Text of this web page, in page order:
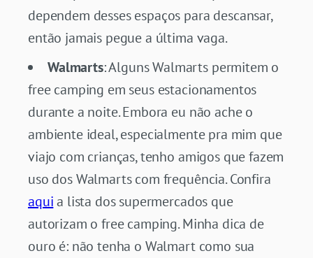
dependem desses espaços para descansar,
então jamais pegue a última vaga.
Walmarts: Alguns Walmarts permitem o
free camping em seus estacionamentos
durante a noite. Embora eu não ache o
ambiente ideal, especialmente pra mim que
viajo com crianças, tenho amigos que fazem
uso dos Walmarts com frequência. Confira
aquia lista dos supermercados que
autorizam o free camping. Minha dica de
ouro é: não tenha o Walmart como sua